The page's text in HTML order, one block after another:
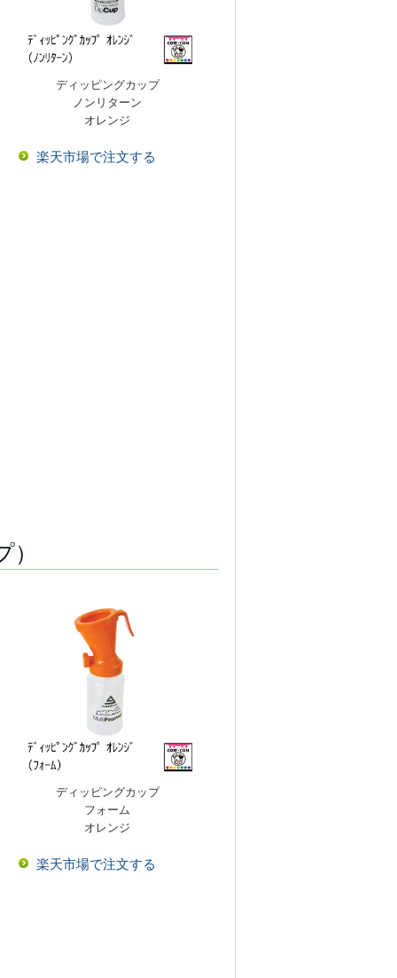
ディッピングカップ
ノンリターン
オレンジ
楽天市場で注文する
ディッピングカップ
フォーム
オレンジ
楽天市場で注文する